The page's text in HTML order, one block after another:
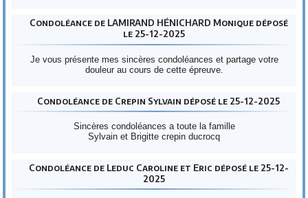
Condoléance de LAMIRAND HÉNICHARD Monique déposé
le 25-12-2025
Je vous présente mes sincères condoléances et partage votre
douleur au cours de cette épreuve.
Condoléance de Crepin Sylvain déposé le 25-12-2025
Sincères condoléances a toute la famille
Sylvain et Brigitte crepin ducrocq
Condoléance de Leduc Caroline et Eric déposé le 25-12-
2025